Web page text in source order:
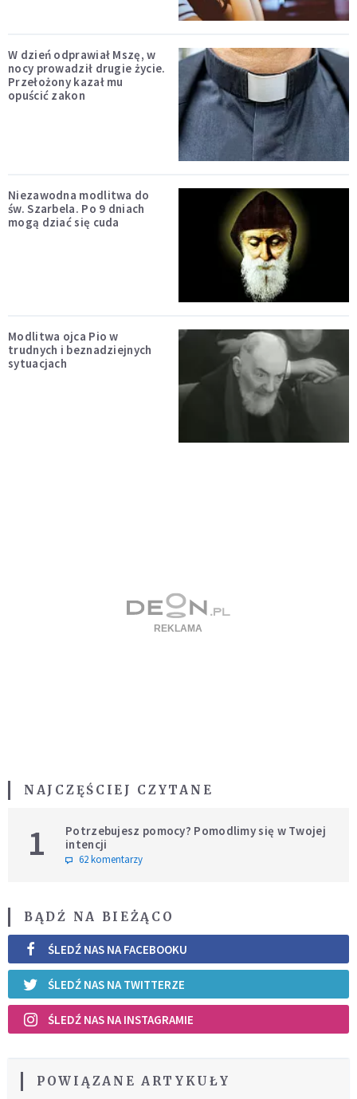
W dzień odprawiał Mszę, w
nocy prowadził drugie życie.
Przełożony kazał mu
opuścić zakon
Niezawodna modlitwa do
św. Szarbela. Po 9 dniach
mogą dziać się cuda
Modlitwa ojca Pio w
trudnych i beznadziejnych
sytuacjach
NAJCZĘŚCIEJ CZYTANE
1
Potrzebujesz pomocy? Pomodlimy się w Twojej
intencji
62 komentarzy
BĄDŹ NA BIEŻĄCO
ŚLEDŹ NAS NA FACEBOOKU
ŚLEDŹ NAS NA TWITTERZE
ŚLEDŹ NAS NA INSTAGRAMIE
POWIĄZANE ARTYKUŁY